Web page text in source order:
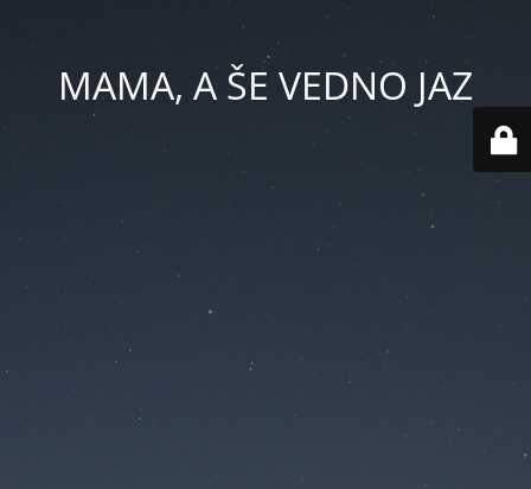
MAMA, A ŠE VEDNO JAZ